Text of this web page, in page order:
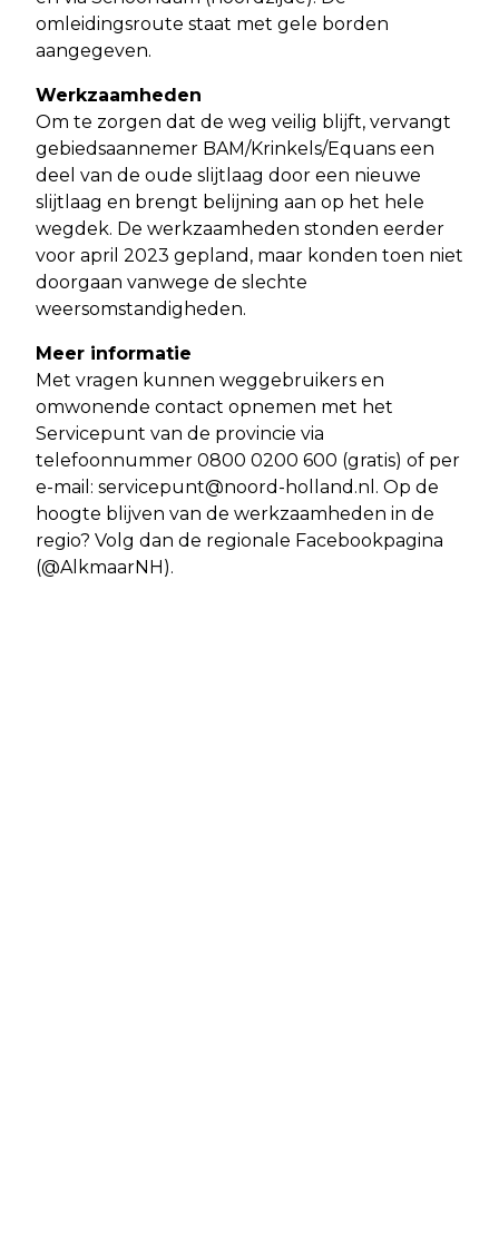
omleidingsroute staat met gele borden
aangegeven.
Werkzaamheden
Om te zorgen dat de weg veilig blijft, vervangt
gebiedsaannemer BAM/Krinkels/Equans een
deel van de oude slijtlaag door een nieuwe
slijtlaag en brengt belijning aan op het hele
wegdek. De werkzaamheden stonden eerder
voor april 2023 gepland, maar konden toen niet
doorgaan vanwege de slechte
weersomstandigheden.
Meer informatie
Met vragen kunnen weggebruikers en
omwonende contact opnemen met het
Servicepunt van de provincie via
telefoonnummer 0800 0200 600 (gratis) of per
e-mail: servicepunt@noord-holland.nl . Op de
hoogte blijven van de werkzaamheden in de
regio? Volg dan de regionale Facebookpagina
(@AlkmaarNH).